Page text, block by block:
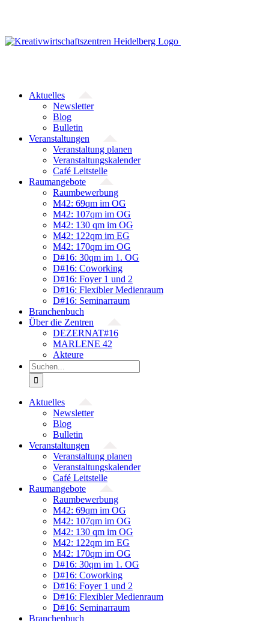
Aktuelles
Newsletter
Blog
Bulletin
Veranstaltungen
Veranstaltung planen
Veranstaltungskalender
Café Leitstelle
Raumangebote
Raumbewerbung
M42: 69qm im OG
M42: 107qm im OG
M42: 130 qm im OG
M42: 122qm im EG
M42: 170qm im OG
D#16: 30qm im 1. OG
D#16: Coworking
D#16: Foyer 1 und 2
D#16: Flexibler Medienraum
D#16: Seminarraum
Branchenbuch
Über die Zentren
DEZERNAT#16
MARLENE 42
Akteure
Suche
nach:
Aktuelles
Newsletter
Blog
Bulletin
Veranstaltungen
Veranstaltung planen
Veranstaltungskalender
Café Leitstelle
Raumangebote
Raumbewerbung
M42: 69qm im OG
M42: 107qm im OG
M42: 130 qm im OG
M42: 122qm im EG
M42: 170qm im OG
D#16: 30qm im 1. OG
D#16: Coworking
D#16: Foyer 1 und 2
D#16: Flexibler Medienraum
D#16: Seminarraum
Branchenbuch